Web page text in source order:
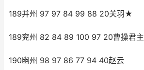
189并州 97 97 84 99 88 20关羽★
189兖州 82 84 89 100 97 20曹操君主
190幽州 98 97 86 77 94 40赵云